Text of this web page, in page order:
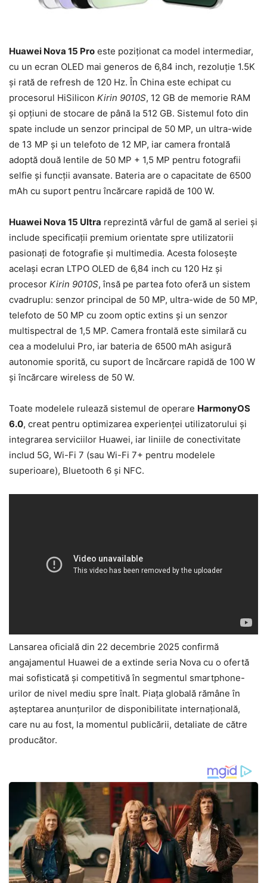
Huawei Nova 15 Pro este poziționat ca model intermediar,
cu un ecran OLED mai generos de 6,84 inch, rezoluție 1.5K
și rată de refresh de 120 Hz. În China este echipat cu
procesorul HiSilicon Kirin 9010S, 12 GB de memorie RAM
și opțiuni de stocare de până la 512 GB. Sistemul foto din
spate include un senzor principal de 50 MP, un ultra-wide
de 13 MP și un telefoto de 12 MP, iar camera frontală
adoptă două lentile de 50 MP + 1,5 MP pentru fotografii
selfie și funcții avansate. Bateria are o capacitate de 6500
mAh cu suport pentru încărcare rapidă de 100 W.
Huawei Nova 15 Ultra reprezintă vârful de gamă al seriei și
include specificații premium orientate spre utilizatorii
pasionați de fotografie și multimedia. Acesta folosește
același ecran LTPO OLED de 6,84 inch cu 120 Hz și
procesor Kirin 9010S, însă pe partea foto oferă un sistem
cvadruplu: senzor principal de 50 MP, ultra-wide de 50 MP,
telefoto de 50 MP cu zoom optic extins și un senzor
multispectral de 1,5 MP. Camera frontală este similară cu
cea a modelului Pro, iar bateria de 6500 mAh asigură
autonomie sporită, cu suport de încărcare rapidă de 100 W
și încărcare wireless de 50 W.
Toate modelele rulează sistemul de operare HarmonyOS
6.0, creat pentru optimizarea experienței utilizatorului și
integrarea serviciilor Huawei, iar liniile de conectivitate
includ 5G, Wi-Fi 7 (sau Wi-Fi 7+ pentru modelele
superioare), Bluetooth 6 și NFC.
Lansarea oficială din 22 decembrie 2025 confirmă
angajamentul Huawei de a extinde seria Nova cu o ofertă
mai sofisticată și competitivă în segmentul smartphone-
urilor de nivel mediu spre înalt. Piața globală rămâne în
așteptarea anunțurilor de disponibilitate internațională,
care nu au fost, la momentul publicării, detaliate de către
producător.